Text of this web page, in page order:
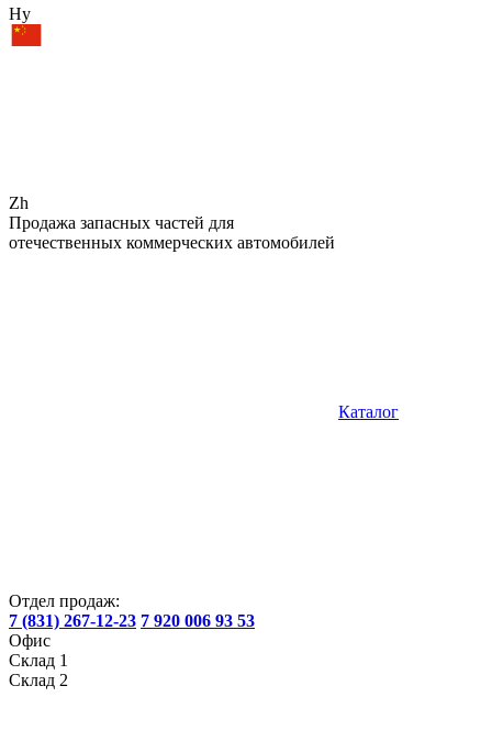
Hy
Zh
Продажа запасных частей для
отечественных коммерческих автомобилей
Каталог
Отдел продаж:
7 (831) 267-12-23 7 920 006 93 53
Офис
Склад 1
Склад 2